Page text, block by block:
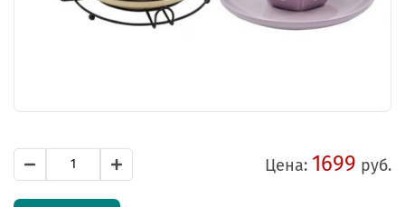
Цена: 1699 руб.